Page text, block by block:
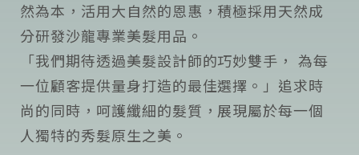
然為本，活用大自然的恩惠，積極採用天然成
分研發沙龍專業美髮用品。
「我們期待透過美髮設計師的巧妙雙手， 為每
一位顧客提供量身打造的最佳選擇。」追求時
尚的同時，呵護纖細的髮質，展現屬於每一個
人獨特的秀髮原生之美。